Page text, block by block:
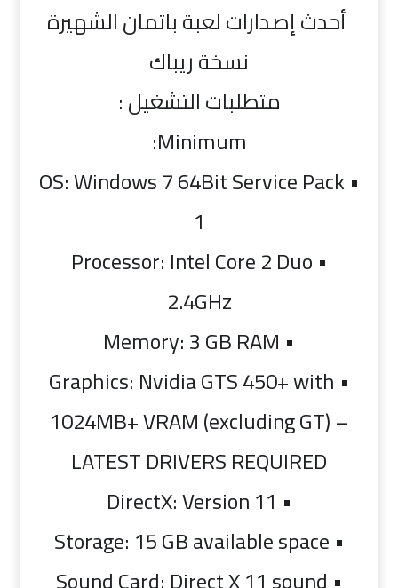
أحدث إصدارات لعبة باتمان الشهيرة
نسخة ريباك
متطلبات التشغيل :
Minimum:
• OS: Windows 7 64Bit Service Pack
1
• Processor: Intel Core 2 Duo
2.4GHz
• Memory: 3 GB RAM
• Graphics: Nvidia GTS 450+ with
1024MB+ VRAM (excluding GT) –
LATEST DRIVERS REQUIRED
• DirectX: Version 11
• Storage: 15 GB available space